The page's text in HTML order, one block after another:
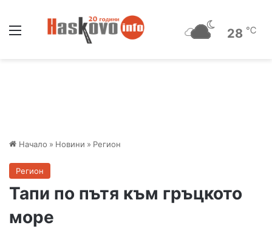
28 ℃
Начало » Новини » Регион
Регион
Тапи по пътя към гръцкото
море